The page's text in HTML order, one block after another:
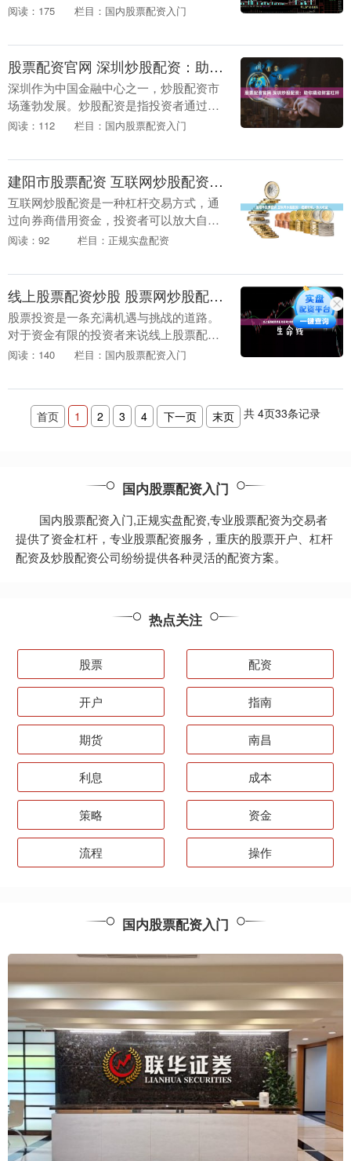
获得更高的收益。对于资金有限的投资者
器。 股票配资是....
阅读：175 栏目：国内股票配资入门
股票配资官网 深圳炒股配资：助你撬动财富杠杆
深圳作为中国金融中心之一，炒股配资市
场蓬勃发展。炒股配资是指投资者通过向
配资公司借入资金，放大自己的炒股资金
**实时行情....
阅读：112 栏目：国内股票配资入门
建阳市股票配资 互联网炒股配资：把握时机，放大收益
互联网炒股配资是一种杠杆交易方式，通
过向券商借用资金，投资者可以放大自己
的资金规模，从而获得更高的收益。 通过
高投资收益率。....
阅读：92 栏目：正规实盘配资
线上股票配资炒股 股票网炒股配资开户，轻松开启财富之旅
股票投资是一条充满机遇与挑战的道路。
对于资金有限的投资者来说线上股票配资
炒股，股票网炒股配资开户线上股票配资
资门户提供的配....
阅读：140 栏目：国内股票配资入门
首页 1 2 3 4 下一页 末页 共4页33条记录
国内股票配资入门
国内股票配资入门,正规实盘配资,专业股票配资为交易者
提供了资金杠杆，专业股票配资服务，重庆的股票开户、杠杆
配资及炒股配资公司纷纷提供各种灵活的配资方案。
热点关注
股票 配资
开户 指南
期货 南昌
利息 成本
策略 资金
流程 操作
国内股票配资入门